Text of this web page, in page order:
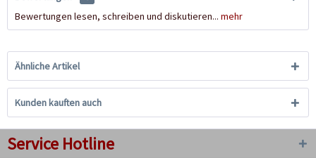
Bewertungen lesen, schreiben und diskutieren... mehr
Ähnliche Artikel
Kunden kauften auch
Service Hotline